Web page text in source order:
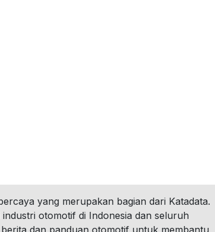
yang merupakan bagian dari Katadata.
otomotif di Indonesia dan seluruh
dan panduan otomotif untuk membantu